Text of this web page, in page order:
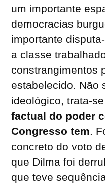
um importante
democracias
importante
a classe
constrangimentos
estabelecido. Não
ideológico, trata-
factual do poder
Congresso tem.
concreto do voto
que Dilma foi
que teve